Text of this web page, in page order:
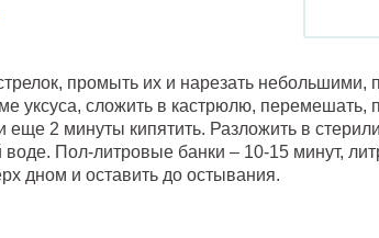
промыть их и нарезать небольшими,
уксуса, сложить в кастрюлю, перемешать,
еще 2 минуты кипятить. Разложить в
Пол-литровые банки – 10-15 минут,
дном и оставить до остывания.